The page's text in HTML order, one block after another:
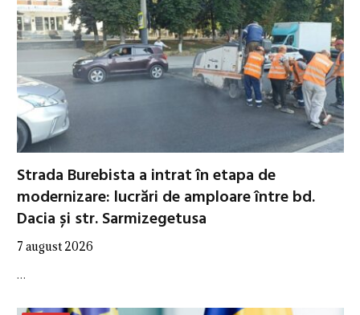
Strada Burebista a intrat în etapa de
modernizare: lucrări de amploare între bd.
Dacia și str. Sarmizegetusa
7 august 2026
…